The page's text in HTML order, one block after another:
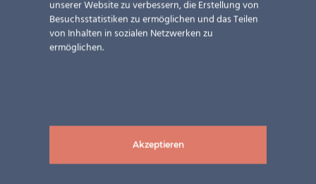
Tiroler Versicherung und
4 März 2025 | Aktuelles,Newsletter
unserer Website zu verbessern, die Erstellung von
Besuchsstatistiken zu ermöglichen und das Teilen
von Inhalten in sozialen Netzwerken zu
ermöglichen.
Akzeptieren